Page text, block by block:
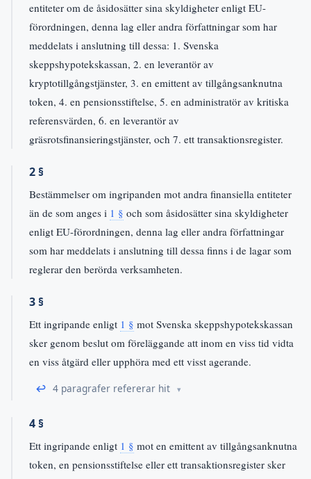
entiteter om de åsidosätter sina skyldigheter enligt EU-
förordningen, denna lag eller andra författningar som har
meddelats i anslutning till dessa: 1. Svenska
skeppshypotekskassan, 2. en leverantör av
kryptotillgångstjänster, 3. en emittent av tillgångsanknutna
token, 4. en pensionsstiftelse, 5. en administratör av kritiska
referensvärden, 6. en leverantör av
gräsrotsfinansieringstjänster, och 7. ett transaktionsregister.
2 §
Bestämmelser om ingripanden mot andra finansiella entiteter
än de som anges i 1 § och som åsidosätter sina skyldigheter
enligt EU-förordningen, denna lag eller andra författningar
som har meddelats i anslutning till dessa finns i de lagar som
reglerar den berörda verksamheten.
3 §
Ett ingripande enligt 1 § mot Svenska skeppshypotekskassan
sker genom beslut om föreläggande att inom en viss tid vidta
en viss åtgärd eller upphöra med ett visst agerande.
↩ 4 paragrafer refererar hit
4 §
Ett ingripande enligt 1 § mot en emittent av tillgångsanknutna
token, en pensionsstiftelse eller ett transaktionsregister sker